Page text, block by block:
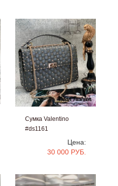
Сумка Valentino
#ds1161
Цена:
30 000 РУБ.